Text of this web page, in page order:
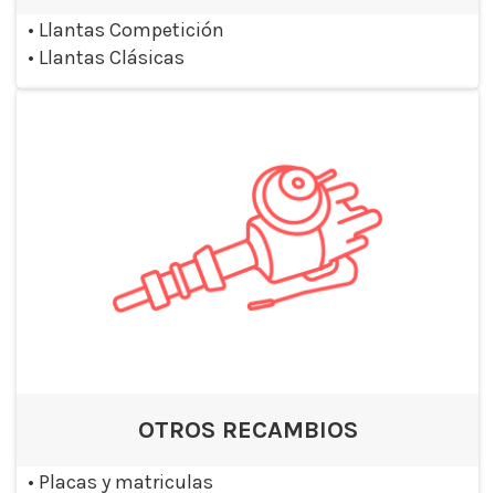
• Llantas Competición
• Llantas Clásicas
OTROS RECAMBIOS
• Placas y matriculas